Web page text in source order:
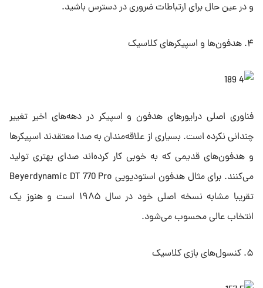
و در عین حال برای ارتباطات ضروری در دسترس باشید.
۴. هدفون‌ها و اسپیکرهای کلاسیک
فناوری اصلی درایورهای هدفون و اسپیکر در دهه‌های اخیر تغییر
چندانی نکرده است. بسیاری از علاقه‌مندان به صدا معتقدند اسپیکرها
و هدفون‌های قدیمی که به خوبی کار کرده‌اند صدای بهتری تولید
می‌کنند. برای مثال هدفون استودیویی Beyerdynamic DT 770 Pro
تقریبا مشابه نسخه اصلی خود در سال ۱۹۸۵ است و هنوز یک
انتخاب عالی محسوب می‌شود.
۵. کنسول‌های بازی کلاسیک